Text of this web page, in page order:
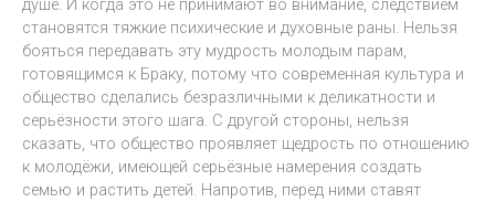
душе. И когда это не принимают во внимание, следствием
становятся тяжкие психические и духовные раны. Нельзя
бояться передавать эту мудрость молодым парам,
готовящимся к Браку, потому что современная культура и
общество сделались безразличными к деликатности и
серьёзности этого шага. С другой стороны, нельзя
сказать, что общество проявляет щедрость по отношению
к молодёжи, имеющей серьёзные намерения создать
семью и растить детей. Напротив, перед ними ставят